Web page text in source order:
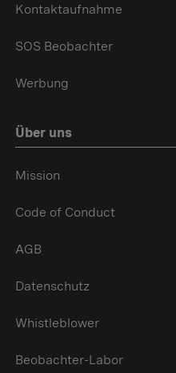
Kontaktaufnahme
SOS Beobachter
Werbung
Über uns
Mission
Code of Conduct
AGB
Datenschutz
Whistleblower
Beobachter-Labor